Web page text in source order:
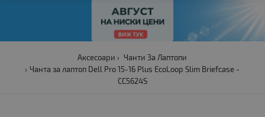
Аксесоари
Чанти За Лаптопи
Чанта за лаптоп Dell Pro 15-16 Plus EcoLoop Slim Briefcase -
CC5624S